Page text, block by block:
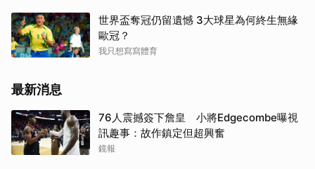
世界盃奪冠仍留遺憾 3大球星為何終生無緣
歐冠？
我只想寫寫體育
最新消息
76人震撼簽下詹皇 小將Edgecombe曝視
訊趣事：故作鎮定但超興奮
鏡報